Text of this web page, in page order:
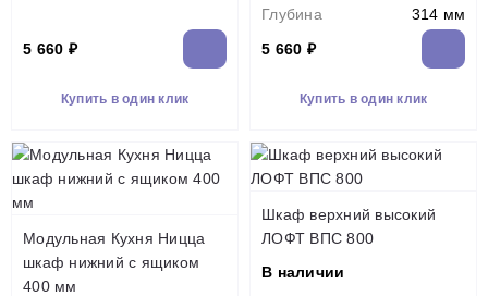
5 660 ₽
Купить в один клик
Глубина
314 мм
5 660 ₽
Купить в один клик
Модульная Кухня Ницца
шкаф нижний с ящиком
400 мм
Шкаф верхний высокий
ЛОФТ ВПС 800
В наличии